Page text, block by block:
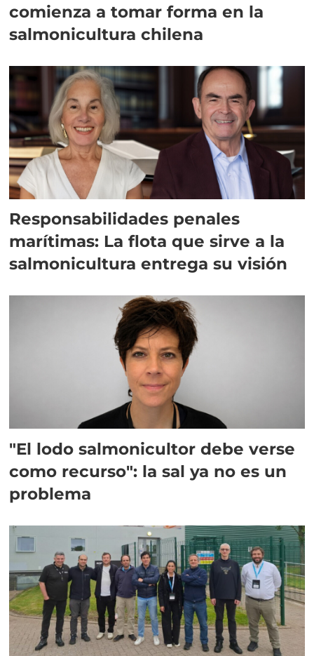
comienza a tomar forma en la
salmonicultura chilena
Responsabilidades penales
marítimas: La flota que sirve a la
salmonicultura entrega su visión
"El lodo salmonicultor debe verse
como recurso": la sal ya no es un
problema